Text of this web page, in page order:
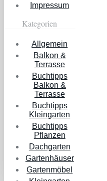
Impressum
Kategorien
Allgemein
Balkon &
Terrasse
Buchtipps
Balkon &
Terrasse
Buchtipps
Kleingarten
Buchtipps
Pflanzen
Dachgarten
Gartenhäuser
Gartenmöbel